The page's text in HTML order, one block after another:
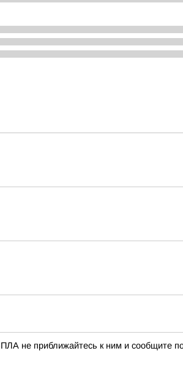
не приближайтесь к ним и сообщите